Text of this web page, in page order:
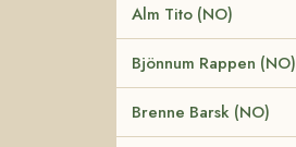
Alm Tito (NO)
Bjönnum Rappen (NO)
Brenne Barsk (NO)